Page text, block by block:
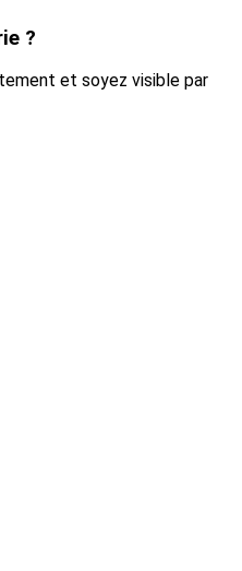
?
et soyez visible par